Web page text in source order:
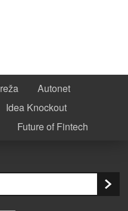
Autonet
Idea Knockout
Future of Fintech